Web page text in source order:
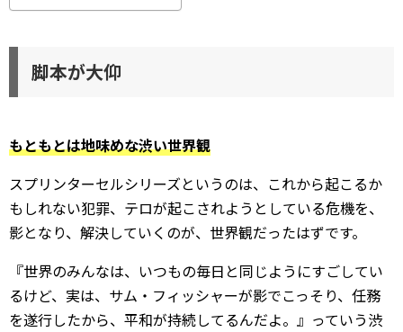
脚本が大仰
もともとは地味めな渋い世界観
スプリンターセルシリーズというのは、これから起こるか
もしれない犯罪、テロが起こされようとしている危機を、
影となり、解決していくのが、世界観だったはずです。
『世界のみんなは、いつもの毎日と同じようにすごしてい
るけど、実は、サム・フィッシャーが影でこっそり、任務
を遂行したから、平和が持続してるんだよ。』っていう渋